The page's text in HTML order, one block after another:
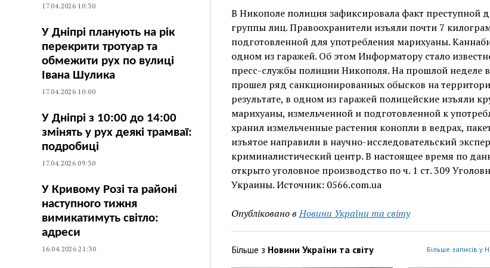
17.04.2026 10:30
У Дніпрі планують на рік
перекрити тротуар та
обмежити рух по вулиці
Івана Шулика
17.04.2026 10:00
У Дніпрі з 10:00 до 14:00
змінять у рух деякі трамваї:
подробиці
17.04.2026 09:30
У Кривому Розі та районі
наступного тижня
вимикатимуть світло:
адреси
16.04.2026 21:30
В Никополе полиция зафиксировала факт преступной
группы лиц. Правоохранители изъяли почти 7
подготовленной для употребления марихуаны.
одном из гаражей. Об этом Информатору стало
пресс-службы полиции Никополя. На прошлой неделе
прошел ряд санкционированных обысков на
результате, в одном из гаражей полицейские изъяли
марихуаны, измельченной и подготовленной к
хранил измельченные растения конопли в ведрах,
изъятое направили в научно-исследовательский
криминалистический центр. В настоящее время по
открыто уголовное производство по ч. 1 ст. 309
Украины. Источник: 0566.com.ua
Опубліковано в Новини України та світу
Більше з Новини України та світу Більше записів у